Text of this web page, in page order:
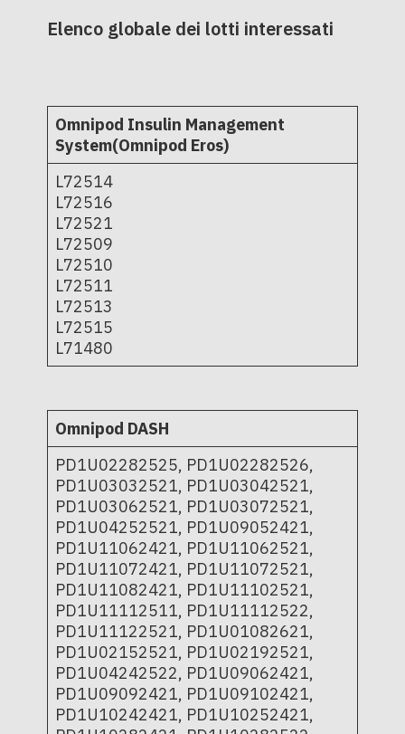
Elenco globale dei lotti interessati
Omnipod Insulin Management
System(Omnipod Eros)
L72514
L72516
L72521
L72509
L72510
L72511
L72513
L72515
L71480
Omnipod DASH
PD1U02282525, PD1U02282526,
PD1U03032521, PD1U03042521,
PD1U03062521, PD1U03072521,
PD1U04252521, PD1U09052421,
PD1U11062421, PD1U11062521,
PD1U11072421, PD1U11072521,
PD1U11082421, PD1U11102521,
PD1U11112511, PD1U11112522,
PD1U11122521, PD1U01082621,
PD1U02152521, PD1U02192521,
PD1U04242522, PD1U09062421,
PD1U09092421, PD1U09102421,
PD1U10242421, PD1U10252421,